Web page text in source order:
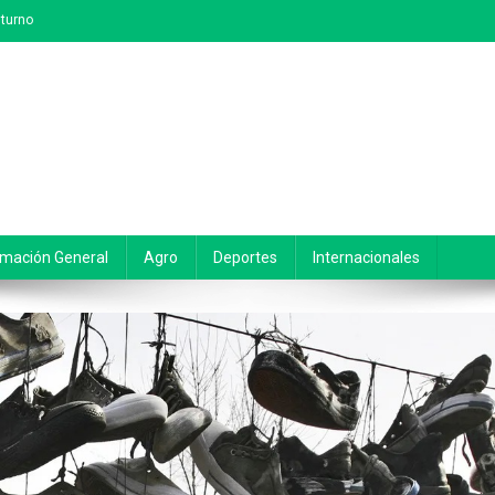
General Agro Deportes Internacionales